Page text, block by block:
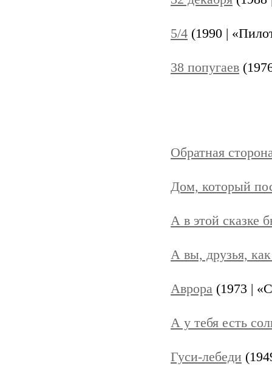
5/4 (1990 |
38 попугаев
Обратная
Дом, который
А в этой сказке
А вы, друзья,
Аврора (1973 |
А у тебя есть
Гуси-лебеди